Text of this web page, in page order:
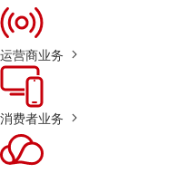
运营商业务
消费者业务